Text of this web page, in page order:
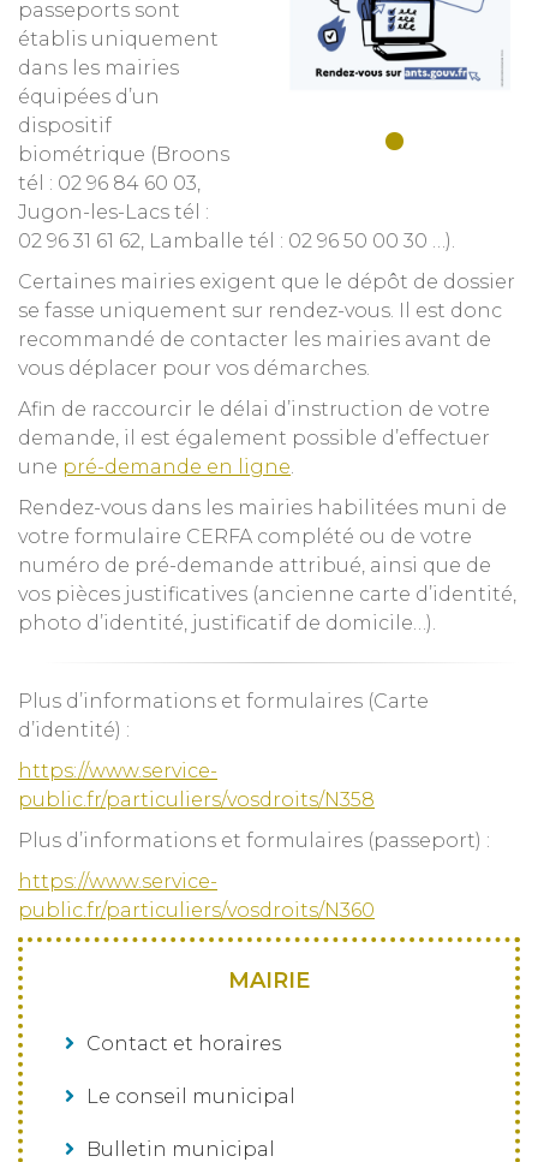
passeports sont
établis uniquement
dans les mairies
équipées d’un
dispositif
biométrique (Broons
tél : 02 96 84 60 03,
Jugon-les-Lacs tél :
02 96 31 61 62, Lamballe tél : 02 96 50 00 30 …).
Certaines mairies exigent que le dépôt de dossier
se fasse uniquement sur rendez-vous. Il est donc
recommandé de contacter les mairies avant de
vous déplacer pour vos démarches.
Afin de raccourcir le délai d’instruction de votre
demande, il est également possible d’effectuer
une pré-demande en ligne.
Rendez-vous dans les mairies habilitées muni de
votre formulaire CERFA complété ou de votre
numéro de pré-demande attribué, ainsi que de
vos pièces justificatives (ancienne carte d’identité,
photo d’identité, justificatif de domicile…).
Plus d’informations et formulaires (Carte
d’identité) :
https://www.service-
public.fr/particuliers/vosdroits/N358
Plus d’informations et formulaires (passeport) :
https://www.service-
public.fr/particuliers/vosdroits/N360
MAIRIE
Contact et horaires
Le conseil municipal
Bulletin municipal